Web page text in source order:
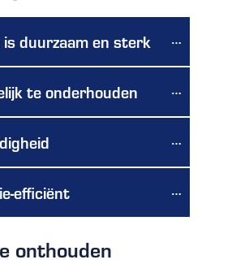
duurzaam en sterk
te onderhouden
efficiënt
onthouden